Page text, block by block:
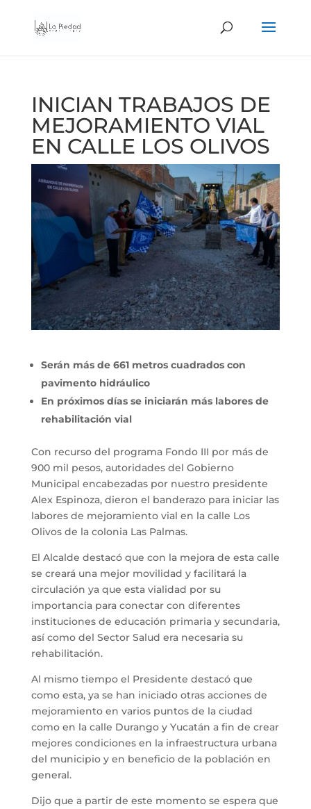
INICIAN TRABAJOS DE
MEJORAMIENTO VIAL
EN CALLE LOS OLIVOS
Serán más de 661 metros cuadrados con
pavimento hidráulico
En próximos días se iniciarán más labores de
rehabilitación vial
Con recurso del programa Fondo III por más de
900 mil pesos, autoridades del Gobierno
Municipal encabezadas por nuestro presidente
Alex Espinoza, dieron el banderazo para iniciar las
labores de mejoramiento vial en la calle Los
Olivos de la colonia Las Palmas.
El Alcalde destacó que con la mejora de esta calle
se creará una mejor movilidad y facilitará la
circulación ya que esta vialidad por su
importancia para conectar con diferentes
instituciones de educación primaria y secundaria,
así como del Sector Salud era necesaria su
rehabilitación.
Al mismo tiempo el Presidente destacó que
como esta, ya se han iniciado otras acciones de
mejoramiento en varios puntos de la ciudad
como en la calle Durango y Yucatán a fin de crear
mejores condiciones en la infraestructura urbana
del municipio y en beneficio de la población en
general.
Dijo que a partir de este momento se espera que